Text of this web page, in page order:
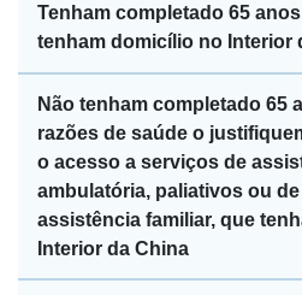
Tenham completado 65
tenham domicílio no Interior
Não tenham completado 65
razões de saúde o
o acesso a serviços de
ambulatória, paliativos ou
assistência familiar, que
Interior da China